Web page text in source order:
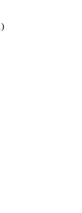
)